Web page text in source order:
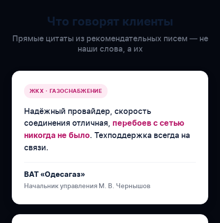
Что говорят клиенты
Прямые цитаты из рекомендательных писем — не
наши слова, а их
ЖКХ · ГАЗОСНАБЖЕНИЕ
Надёжный провайдер, скорость
соединения отличная, перебоев с сетью
никогда не было. Техподдержка всегда на
связи.
ВАТ «Одесагаз»
Начальник управления М. В. Чернышов